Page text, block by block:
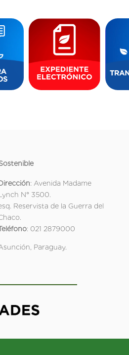
: Avenida Madame
N° 3500.
Reservista de la Guerra del
: 021 2879000
Paraguay.